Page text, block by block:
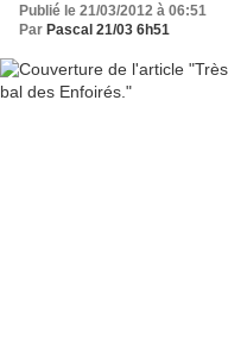
Publié le 21/03/2012 à 06:51
Par Pascal 21/03 6h51